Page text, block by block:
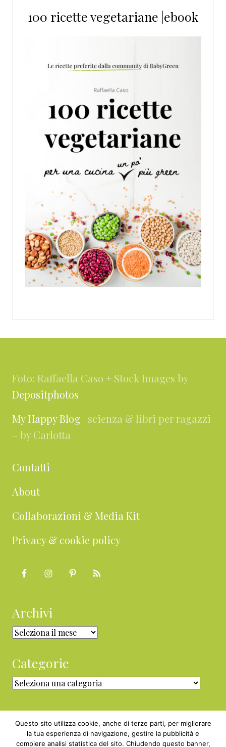
100 ricette vegetariane |ebook
Foto: Raffaella Caso + Stock Images by
Depositphotos
My Happy Blog | scienza & libri per ragazzi
– by Carlotta
Contatti
About
Collaborazioni & Media Kit
Privacy & cookie policy
Archivi
Archivi
Categorie
Categorie
Questo sito utilizza cookie, anche di terze parti, per migliorare
la tua esperienza di navigazione, gestire la pubblicità e
compiere analisi statistica del sito. Chiudendo questo banner,